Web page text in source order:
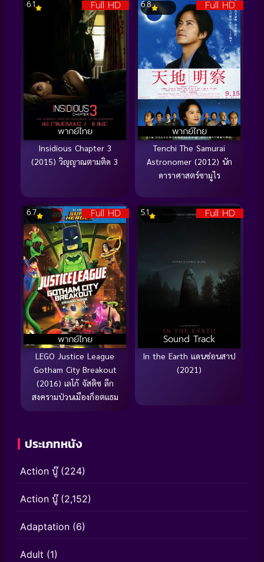
Full HD
พากย์ไทย
6.1
Insidious Chapter 3
(2015) วิญญาณตามติด 3
Full HD
พากย์ไทย
6.8
Tenchi The Samurai
Astronomer (2012) นัก
ดาราศาสตร์ซามูไร
Full HD
พากย์ไทย
6.7
LEGO Justice League
Gotham City Breakout
(2016) เลโก้ จัสติซ ลีก
สงครามป่วนเมืองก็อตแธม
Full HD
Sound Track
5.1
In the Earth แดนซ่อนสาป
(2021)
ประเภทหนัง
Action บู๊(224)
Action บู๊(2,152)
Adaptation (6)
Adult (1)